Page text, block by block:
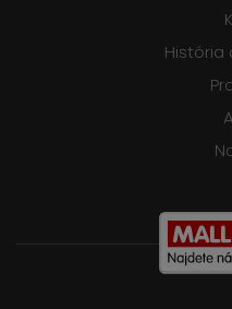
História